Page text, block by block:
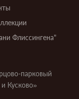
Флиссингена"
парковый
Кусково»